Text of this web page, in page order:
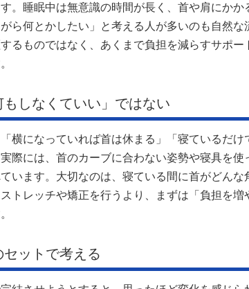
。睡眠中は無意識の時間が長く、首や肩にかか
ら何とかしたい」と考える人が多いのも自然
るものではなく、あくまで負担を減らすサポ
もしなくていい」ではない
横になっていれば首は休まる」「寝ているだけ
際には、首のカーブに合わない姿勢や寝具を
います。大切なのは、寝ている間に首がどん
トレッチや矯正を行うより、まずは「負担を増
セットで考える